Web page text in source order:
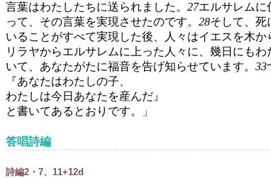
言葉はわたしたちに送られました。 27エルサレムに
って、その言葉を実現させたのです。 28そして、死
いることがすべて実現した後、人々はイエスを木か
リラヤからエルサレムに上った人々に、幾日にも
いて、あなたがたに福音を告げ知らせています。 33
『あなたはわたしの子、
わたしは今日あなたを産んだ』
と書いてあるとおりです。」
答唱詩編
詩編2・7、11+12d